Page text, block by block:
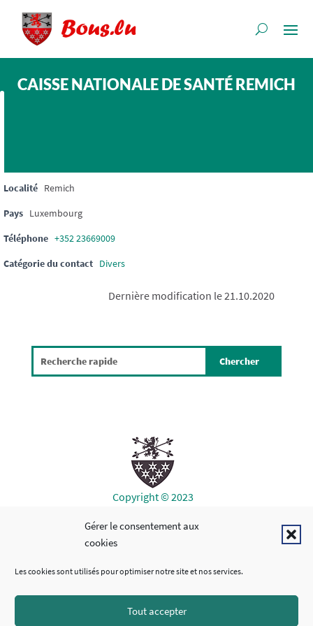
Gérer le consentement aux
cookies
Les cookies sont utilisés pour optimiser notre site et nos services.
Tout accepter
CAISSE NATIONALE DE SANTÉ REMICH
Localité Remich
Pays Luxembourg
Téléphone +352 23669009
Catégorie du contact Divers
Dernière modification le 21.10.2020
Search
Copyright © 2023
SUIVEZ-NOUS